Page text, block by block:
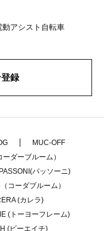
動アシスト自転車
録
MUC-OFF
ダーブルーム）
PASSONI(パッソーニ)
コーダブルーム）
(カレラ)
(トーヨーフレーム)
(ビーエイチ)